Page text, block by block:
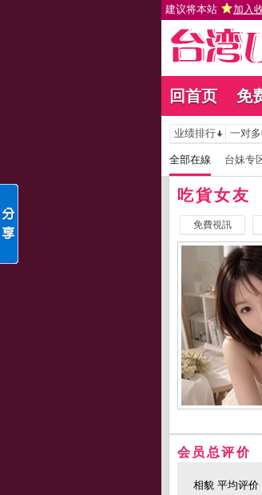
建议将本站 加入
回首页 免
业绩排行 一对
全部在線 台妹专
吃貨女友
免費視訊
会员总评价
相貌 平均评价